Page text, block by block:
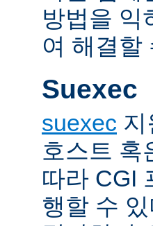
방법을 익
여 해결할
Suexec
suexec
호스트 혹
따라 CGI
행할 수